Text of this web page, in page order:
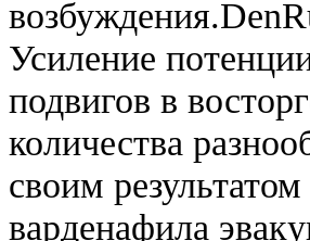
Усиление
подвигов в
количества
своим
варденафила